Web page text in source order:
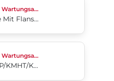
Betriebs- und Wartungsanleitung
Kugelhähne Mit Flansch KM 20/21
Kugelhähne
Betriebs- und Wartungsanleitung
KMSP/KMHP/KMHT/KMPT Kugelhähne